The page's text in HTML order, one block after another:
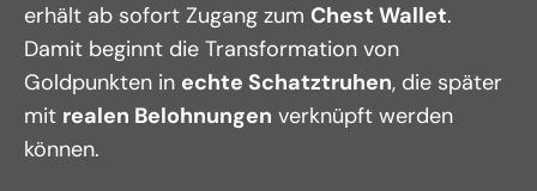
erhält ab sofort Zugang zum Chest Wallet.
Damit beginnt die Transformation von
Goldpunkten in echte Schatztruhen, die später
mit realen Belohnungen verknüpft werden
können.